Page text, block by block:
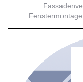
Fenstermontage